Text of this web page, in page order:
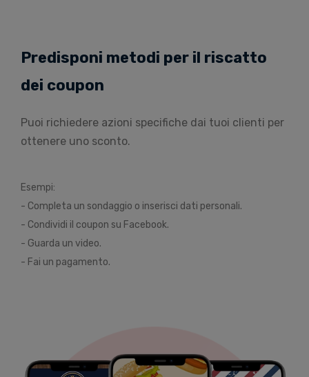
Predisponi metodi per il riscatto
dei coupon
Puoi richiedere azioni specifiche dai tuoi clienti per
ottenere uno sconto.
Esempi:
- Completa un sondaggio o inserisci dati personali.
- Condividi il coupon su Facebook.
- Guarda un video.
- Fai un pagamento.